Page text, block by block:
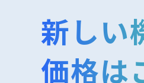
新しい
価格は